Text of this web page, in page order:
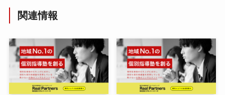
関連情報